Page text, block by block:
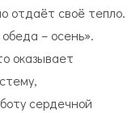
отдаёт своё тепло.
– осень».
оказывает
сердечной